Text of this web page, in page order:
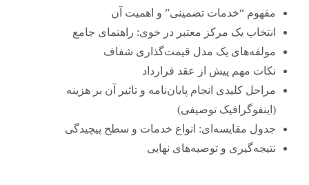
مفهوم “خدمات تضمینی” و اهمیت آن
انتخاب یک مرکز معتبر در خوی: راهنمای جامع
مولفه‌های یک مدل قیمت‌گذاری شفاف
نکات مهم پیش از عقد قرارداد
مراحل کلیدی انجام پایان‌نامه و تاثیر آن بر هزینه
(اینفوگرافیک توصیفی)
جدول مقایسه‌ای: انواع خدمات و سطح پیچیدگی
نتیجه‌گیری و توصیه‌های نهایی